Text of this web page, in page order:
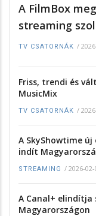
A FilmBox
streaming
TV CSATORNÁK /
Friss, trendi és
MusicMix
TV CSATORNÁK /
A SkyShowtime
indít
STREAMING / 2026-02-
A Canal+
Magyarországon